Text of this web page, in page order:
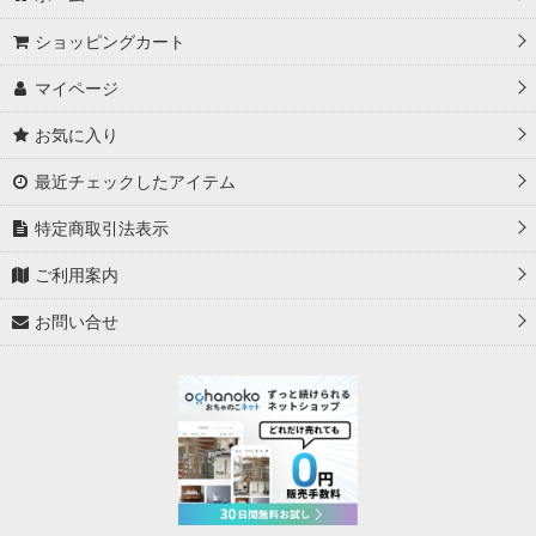
ショッピングカート
マイページ
お気に入り
最近チェックしたアイテム
特定商取引法表示
ご利用案内
お問い合せ